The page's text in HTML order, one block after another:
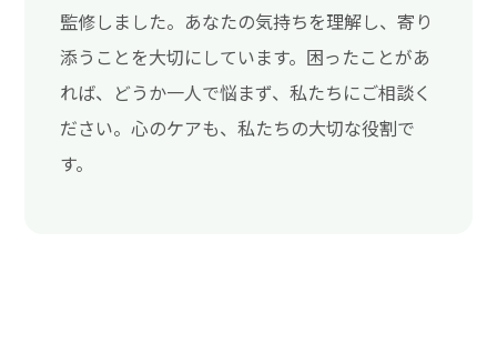
監修しました。あなたの気持ちを理解し、寄り
添うことを大切にしています。困ったことがあ
れば、どうか一人で悩まず、私たちにご相談く
ださい。心のケアも、私たちの大切な役割で
す。